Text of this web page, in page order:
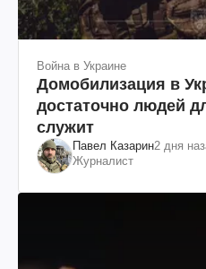
Война в Украине
Домобилизация в
достаточно людей
служит
Павел Казарин2 дня
Журналист